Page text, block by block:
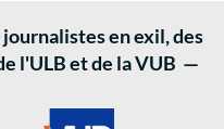
en exil, des
l'ULB et de la VUB —